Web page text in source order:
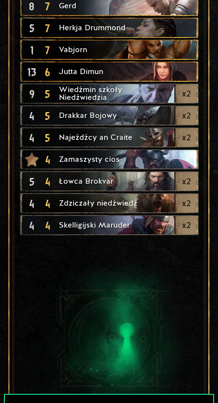
8 7 Gerd
5 7 Herkja Drummond
1 7 Vabjorn
13 6 Jutta Dimun
9 5
Wiedźmin szkoły
Niedźwiedzia
x2
4 5 Drakkar Bojowy x2
4 5 Najeźdźcy an Craite x2
4 Zamaszysty cios
5 4 Łowca Brokvar x2
4 4 Zdziczały niedźwiedź x2
4 4 Skelligijski Maruder x2